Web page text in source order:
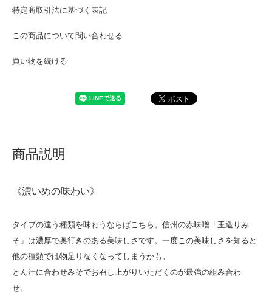
特定商取引法に基づく表記
この商品について問い合わせる
買い物を続ける
商品説明
《濃いめの味わい》
タイプの違う種類を味わうならばこちら。信州の赤味噌「玉造りみ
そ」は濃厚で奥行きのある美味しさです。一度この美味しさを知ると
他の種類では物足りなくなってしまうかも。
とん汁に合わせみそでお召し上がりいただくのが最強の組み合わ
せ。